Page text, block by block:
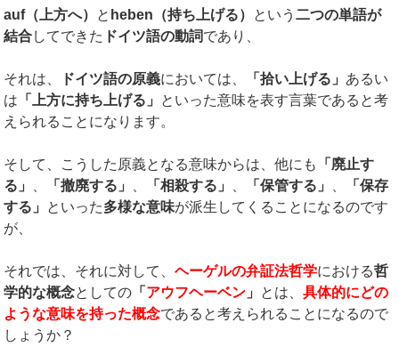
auf（上方へ） と heben （持ち上げる） という二つの単語が
結合してできた ドイツ語の動詞であり、
それは、 ドイツ語の原義においては、 「拾い上げる」 あるい
は 「上方に持ち上げる」 といった意味を表す言葉であると考
えられることになります。
そして、こうした原義となる意味からは、他にも
「廃止す
る」
「撤廃する」 「相殺する」 「保管する」
「保存
する」 といった多様な意味が派生してくることになるのです
が、
それでは、それに対して、ヘーゲルの弁証法哲学における哲
学的な概念としての 「 アウフヘーベン 」 とは、具体的にどの
ような意味を持った概念であると考えられることになるので
しょうか？